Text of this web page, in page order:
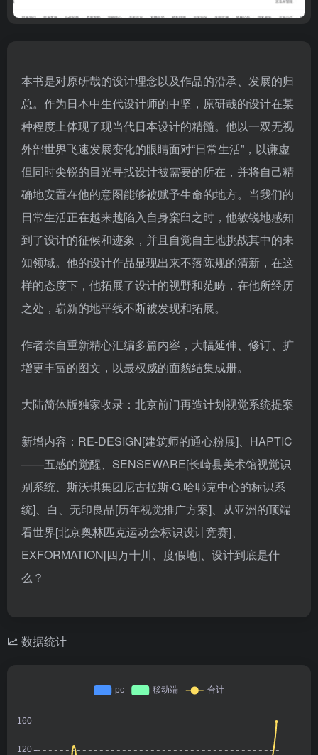
本书是对原研哉的设计理念以及作品的沿承、发展的归
总。作为日本中生代设计师的中坚，原研哉的设计在某
种程度上体现了现当代日本设计的精髓。他以一双无视
外部世界飞速发展变化的眼睛面对“日常生活”，以谦虚
但同时尖锐的目光寻找设计被需要的所在，并将自己精
确地安置在他的意图能够被赋予生命的地方。当我们的
日常生活正在越来越陷入自身窠臼之时，他敏锐地感知
到了设计的征候和迹象，并且自觉自主地挑战其中的未
知领域。他的设计作品显现出来不落陈规的清新，在这
样的态度下，他拓展了设计的视野和范畴，在他所经历
之处，崭新的地平线不断被发现和拓展。
作者亲自重新精心汇编多篇内容，大幅延伸、修订、扩
增更丰富的图文，以最权威的面貌结集成册。
大陆简体版独家收录：北京前门再造计划视觉系统提案
新增内容：RE-DESIGN[建筑师的通心粉展]、HAPTIC
——五感的觉醒、SENSEWARE[长崎县美术馆视觉识
别系统、斯沃琪集团尼古拉斯·G.哈耶克中心的标识系
统]、白、无印良品[历年视觉推广方案]、从亚洲的顶端
看世界[北京奥林匹克运动会标识设计竞赛]、
EXFORMATION[四万十川、度假地]、设计到底是什
么？
数据统计